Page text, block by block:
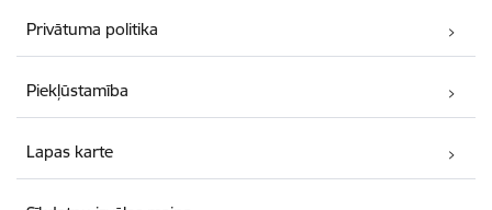
Privātuma politika
Piekļūstamība
Lapas karte